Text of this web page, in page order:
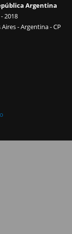
Argentina
2018
- Argentina - CP